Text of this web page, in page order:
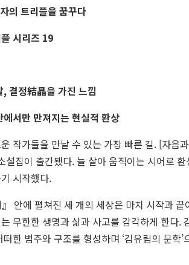
의 트리플을 꿈꾸다
시리즈 19
, 결정結晶을 가진 느낌
서만 만져지는 현실적 환상
작가들을 만날 수 있는 가장 빠른 길. [자
설집이 출간됐다. 늘 살아 움직이는 시어로
시작했다.
』 안에 펼쳐진 세 개의 세상은 마치 시작과
무한한 생명과 삶과 사고를 감각하게 한다
한 범주와 구조를 형성하며 ‘김유림의 문학’